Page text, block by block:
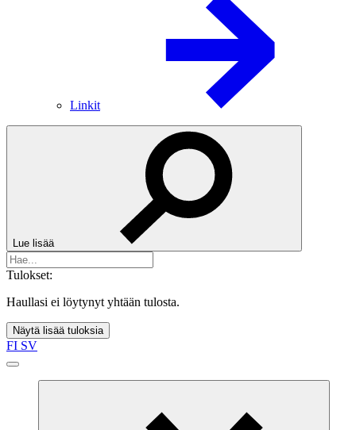
Linkit
Lue lisää
Tulokset:
Haullasi ei löytynyt yhtään tulosta.
Näytä lisää tuloksia
FI SV